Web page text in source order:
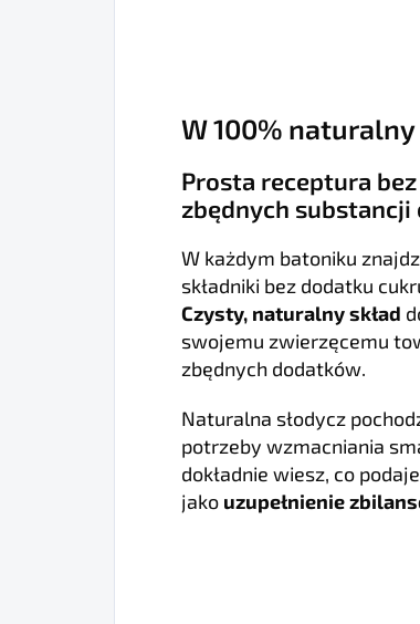
W 100%
Prosta receptura
zbędnych substancji
W każdym batoniku
składniki bez dodatku
Czysty, naturalny skład
swojemu zwierzęcemu
zbędnych dodatków.
Naturalna słodycz
potrzeby wzmacniania
dokładnie wiesz, co
jako uzupełnienie